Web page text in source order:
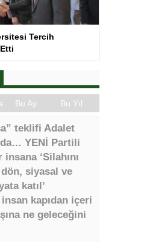
Tercih
Bu Ay Bu Yıl
teklifi Adalet
YENİ Partili
‘Silahını
dön, siyasal ve
katıl’
kapıdan içeri
ne geleceğini